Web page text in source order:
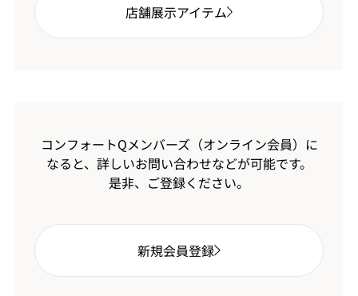
店舗展示アイテム
コンフォートQメンバーズ（オンライン会員）に
なると、 詳しいお問い合わせなどが可能です。
是非、ご登録ください。
新規会員登録